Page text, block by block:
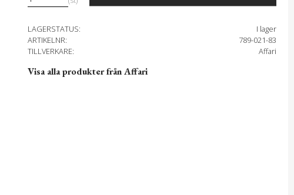
LAGERSTATUS
I lager
ARTIKELNR
789-021-83
TILLVERKARE
Affari
Visa alla produkter från Affari